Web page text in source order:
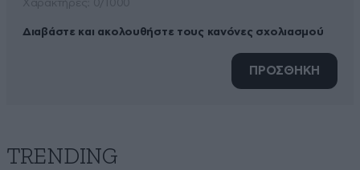
Διαβάστε και ακολουθήστε τους κανόνες σχολιασμού
ΠΡΟΣΘΗΚΗ
TRENDING